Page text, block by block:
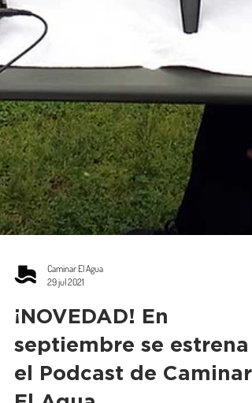
Caminar El Agua
29 jul 2021
¡NOVEDAD! En
septiembre se estrena